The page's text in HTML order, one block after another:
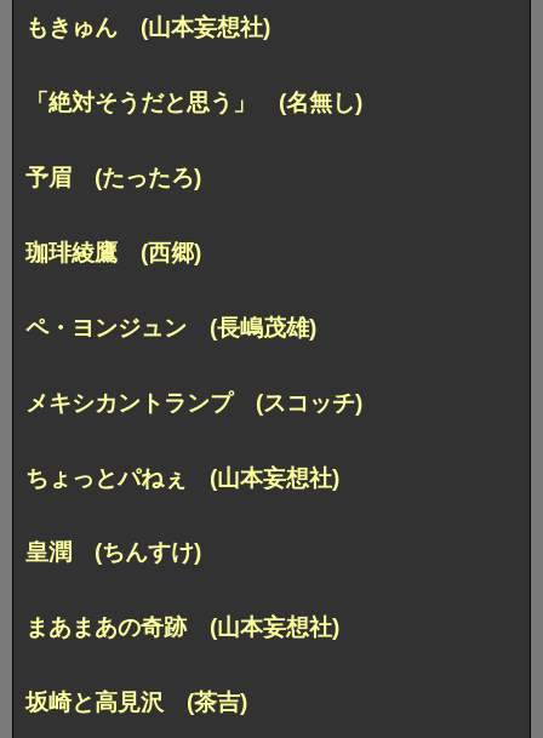
もきゅん (山本妄想社)
「絶対そうだと思う」 (名無し)
予眉 (たったろ)
珈琲綾鷹 (西郷)
ペ・ヨンジュン (長嶋茂雄)
メキシカントランプ (スコッチ)
ちょっとパねぇ (山本妄想社)
皇潤 (ちんすけ)
まあまあの奇跡 (山本妄想社)
坂崎と高見沢 (茶吉)